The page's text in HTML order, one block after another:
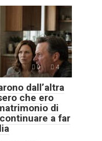
0 4
dall’altra
che ero
di
a far